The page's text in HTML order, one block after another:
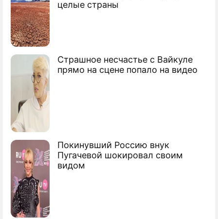
целые страны
Страшное несчастье с Вайкуле
прямо на сцене попало на видео
Покинувший Россию внук
Пугачевой шокировал своим
видом
выбросил пепел на 10 км
АЭС "Бушер" заработала после
землетрясения
Иран запустил атомную станцию в
Бушере
Россия запустила в Иране уникальную
Сюжеты
Стихия